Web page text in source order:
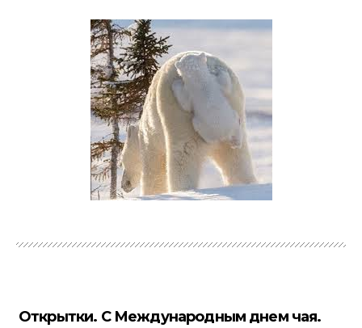
Открытки. С Международным днем чая.